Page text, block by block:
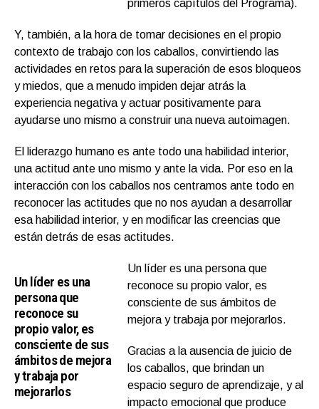
primeros capítulos del Programa).
Y, también, a la hora de tomar decisiones en el propio
contexto de trabajo con los caballos, convirtiendo las
actividades en retos para la superación de esos bloqueos
y miedos, que a menudo impiden dejar atrás la
experiencia negativa y actuar positivamente para
ayudarse uno mismo a construir una nueva autoimagen.
El liderazgo humano es ante todo una habilidad interior,
una actitud ante uno mismo y ante la vida. Por eso en la
interacción con los caballos nos centramos ante todo en
reconocer las actitudes que no nos ayudan a desarrollar
esa habilidad interior, y en modificar las creencias que
están detrás de esas actitudes.
Un líder es una
persona que
reconoce su
propio valor, es
consciente de sus
ámbitos de mejora
y trabaja por
mejorarlos
Un líder es una persona que
reconoce su propio valor, es
consciente de sus ámbitos de
mejora y trabaja por mejorarlos.
Gracias a la ausencia de juicio de
los caballos, que brindan un
espacio seguro de aprendizaje, y al
impacto emocional que produce